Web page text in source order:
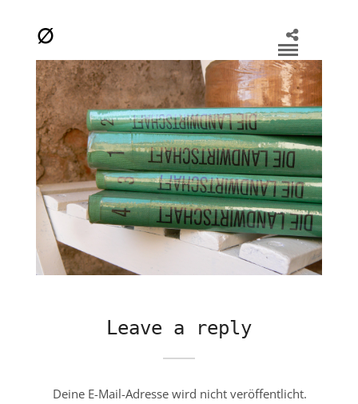
Leave a reply
Deine E-Mail-Adresse wird nicht veröffentlicht.